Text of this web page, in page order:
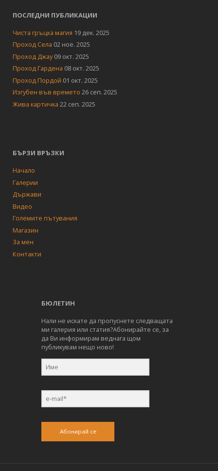
ПОСЛЕДНИ ПУБЛИКАЦИИ
Чиста гръцка магия 19 дек. 2025
Проход Села 02 ное. 2025
Проход Джау 09 окт. 2025
Проход Гардена 08 окт. 2025
Проход Пордой 01 окт. 2025
Изгубен във времето 26 сеп. 2025
Жива картичка 22 сеп. 2025
БЪРЗИ ВРЪЗКИ
Начало
Галерии
Държави
Видео
Големите пътувания
Магазин
За мен
Контакти
БЮЛЕТИН
Нали не искате да пропуснете следващата
ми галерия или статия?Абонирайте се, за
да Ви информирам веднага щом
публикувам нещо ново!
Абонирай се